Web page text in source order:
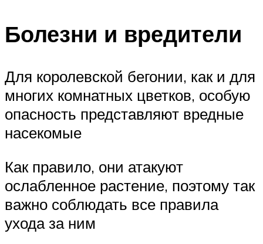
Болезни и вредители
Для королевской бегонии, как и для
многих комнатных цветков, особую
опасность представляют вредные
насекомые
Как правило, они атакуют
ослабленное растение, поэтому так
важно соблюдать все правила
ухода за ним